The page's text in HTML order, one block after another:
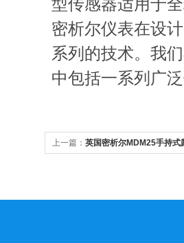
型传感器适用于
密析尔仪表在设
系列的技术。我
中包括一系列广
上一篇： 英国密析尔MDM25手持式